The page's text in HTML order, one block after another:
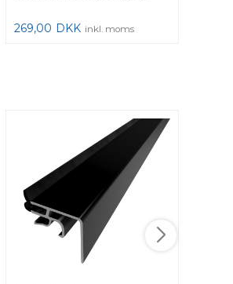
269,00 DKK inkl. moms